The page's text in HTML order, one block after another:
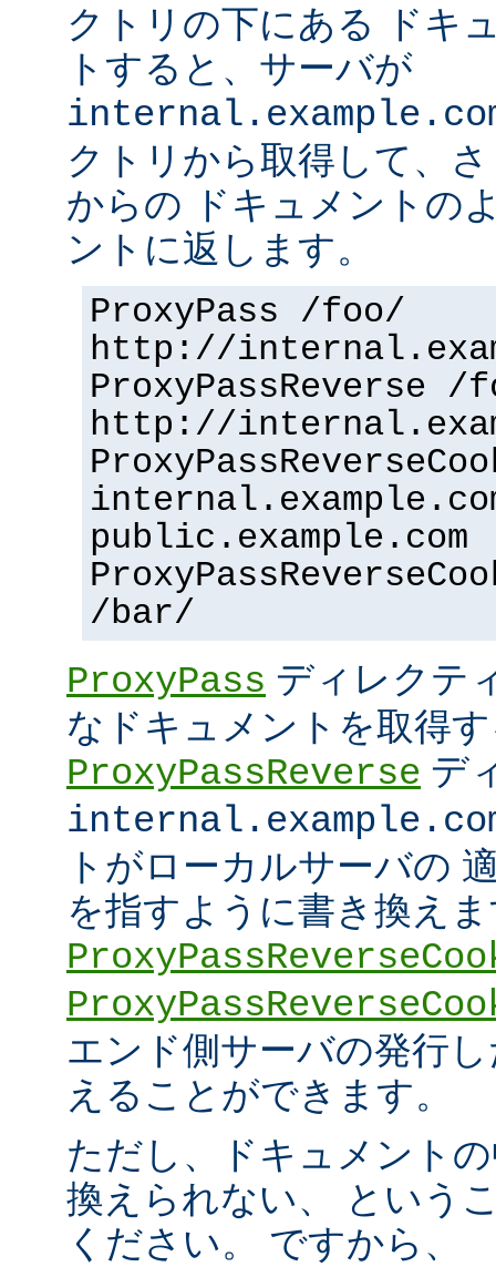
クトリの下にある ドキ
トすると、サーバが
クトリから取得して、
からの ドキュメントの
ントに返します。
ProxyPass /foo/
http://
ProxyPassReverse /
http://
public.example.com
/bar/
ProxyPass ディレクテ
なドキュメントを取得
ProxyPassReverse デ
トがローカルサーバの
を指すように書き換え
エンド側サーバの発行
えることができます。
ただし、ドキュメント
換えられない、 という
ください。 ですから、